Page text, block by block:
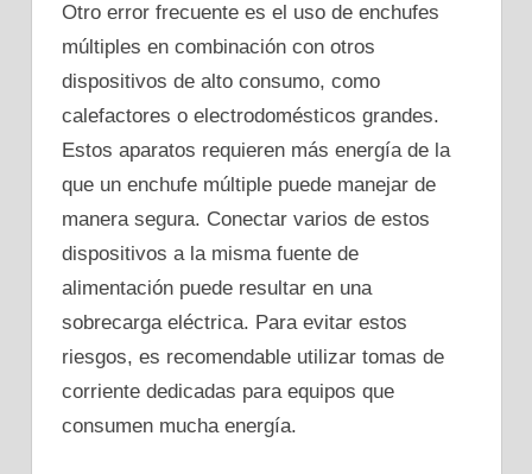
Otro error frecuente es el uso de enchufes
múltiples en combinación con otros
dispositivos de alto consumo, como
calefactores o electrodomésticos grandes.
Estos aparatos requieren más energía de la
que un enchufe múltiple puede manejar de
manera segura. Conectar varios de estos
dispositivos a la misma fuente de
alimentación puede resultar en una
sobrecarga eléctrica. Para evitar estos
riesgos, es recomendable utilizar tomas de
corriente dedicadas para equipos que
consumen mucha energía.